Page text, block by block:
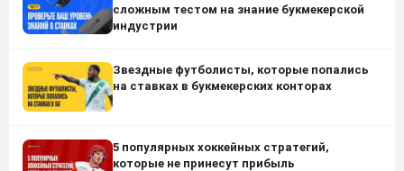
сложным тестом на знание букмекерской
индустрии
Звездные футболисты, которые попались
на ставках в букмекерских конторах
5 популярных хоккейных стратегий,
которые не принесут прибыль